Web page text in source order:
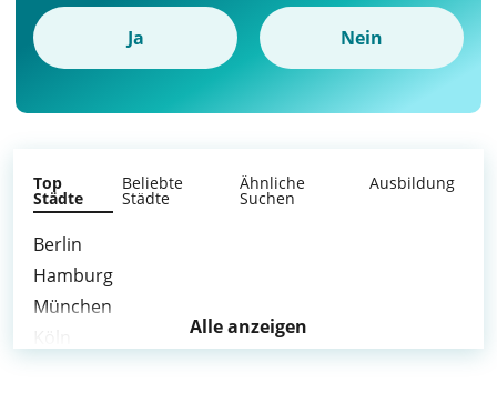
Ja Nein
Top
Städte
Beliebte
Städte
Ähnliche
Suchen
Ausbildung
Berlin
Hamburg
München
Alle anzeigen